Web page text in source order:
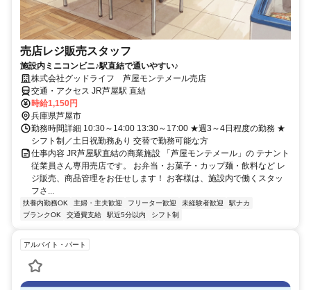
売店レジ販売スタッフ
施設内ミニコンビニ♪駅直結で通いやすい♪
株式会社グッドライフ 芦屋モンテメール売店
交通・アクセス JR芦屋駅 直結
時給1,150円
兵庫県芦屋市
勤務時間詳細 10:30～14:00 13:30～17:00 ★週3～4日程度の勤務 ★
シフト制／土日祝勤務あり 交替で勤務可能な方
仕事内容 JR芦屋駅直結の商業施設 「芦屋モンテメール」の テナント
従業員さん専用売店です。 お弁当・お菓子・カップ麺・飲料など レ
ジ販売、商品管理をお任せします！ お客様は、施設内で働くスタッ
フさ...
扶養内勤務OK 主婦・主夫歓迎 フリーター歓迎 未経験者歓迎
駅ナカ
ブランクOK
交通費支給 駅近5分以内 シフト制
アルバイト・パート